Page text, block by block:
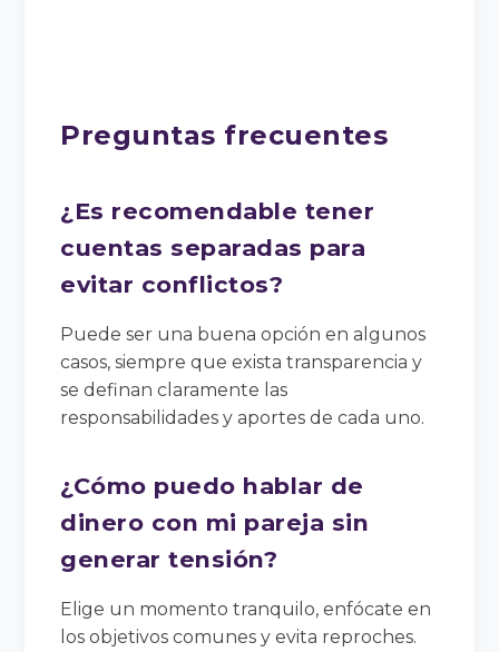
Preguntas frecuentes
¿Es recomendable tener
cuentas separadas para
evitar conflictos?
Puede ser una buena opción en algunos
casos, siempre que exista transparencia y
se definan claramente las
responsabilidades y aportes de cada uno.
¿Cómo puedo hablar de
dinero con mi pareja sin
generar tensión?
Elige un momento tranquilo, enfócate en
los objetivos comunes y evita reproches.